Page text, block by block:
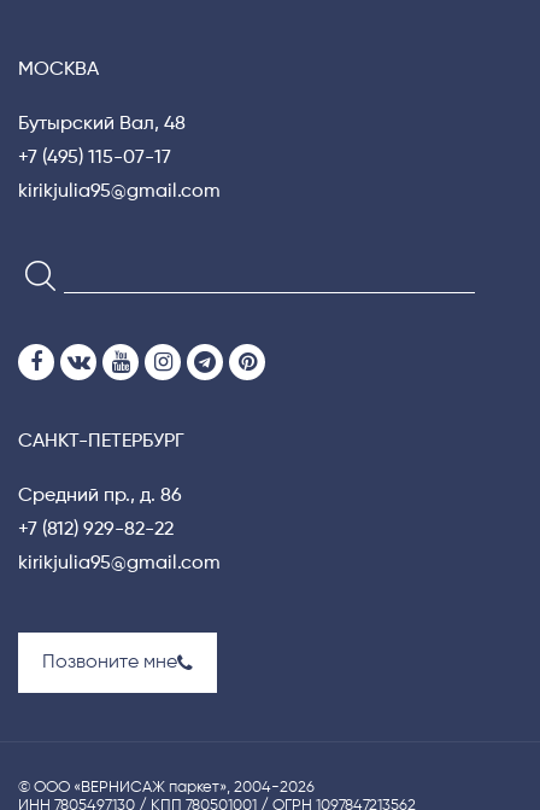
МОСКВА
Бутырский Вал, 48
+7 (495) 115-07-17
kirikjulia95@gmail.com
САНКТ-ПЕТЕРБУРГ
Средний пр., д. 86
+7 (812) 929-82-22
kirikjulia95@gmail.com
Позвоните мне
© ООО «ВЕРНИСАЖ паркет», 2004-2026
ИНН 7805497130 / КПП 780501001 / ОГРН 1097847213562